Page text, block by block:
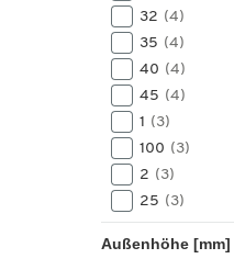
32 (4)
35 (4)
40 (4)
45 (4)
1 (3)
100 (3)
2 (3)
25 (3)
5(3)
5,3(3)
Außenhöhe [mm]